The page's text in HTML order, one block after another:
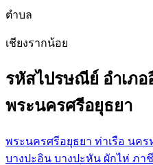
ตำบล
เชียงรากน้อย
รหัสไปรษณีย์ อำเภอ
พระนครศรีอยุธยา
พระนครศรีอยุธยา ท่าเรือ นคร
บางปะอิน บางปะหัน ผักไห่ ภาชี